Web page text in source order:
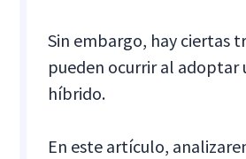
Sin embargo, hay ciertas
pueden ocurrir al adoptar
híbrido.
En este artículo,